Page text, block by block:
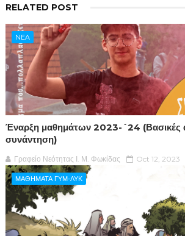
RELATED POST
NEA
Έναρξη μαθημάτων 2023-´24 (Βασικές
συνάντηση)
Γραφείο Νεότητας Ι. Μ. Φωκίδας Oct 12, 2023
ΜΑΘΗΜΑΤΑ ΓΥΜ-ΛΥΚ